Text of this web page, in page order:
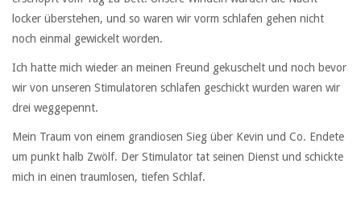
locker überstehen, und so waren wir vorm schlafen gehen nicht
noch einmal gewickelt worden.
Ich hatte mich wieder an meinen Freund gekuschelt und noch bevor
wir von unseren Stimulatoren schlafen geschickt wurden waren wir
drei weggepennt.
Mein Traum von einem grandiosen Sieg über Kevin und Co. Endete
um punkt halb Zwölf. Der Stimulator tat seinen Dienst und schickte
mich in einen traumlosen, tiefen Schlaf.